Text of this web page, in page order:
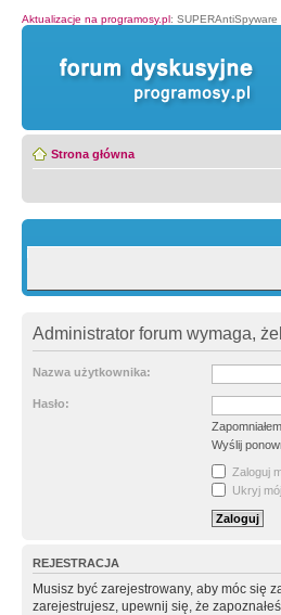
Aktualizacje na programosy.pl: SUPERAntiSpyware
Strona główna
Administrator forum wymaga,
Nazwa użytkownika:
Hasło:
Wyślij
Zaloguj
Ukryj
REJESTRACJA
Musisz być zarejestrowany, aby móc się
zarejestrujesz, upewnij się, że